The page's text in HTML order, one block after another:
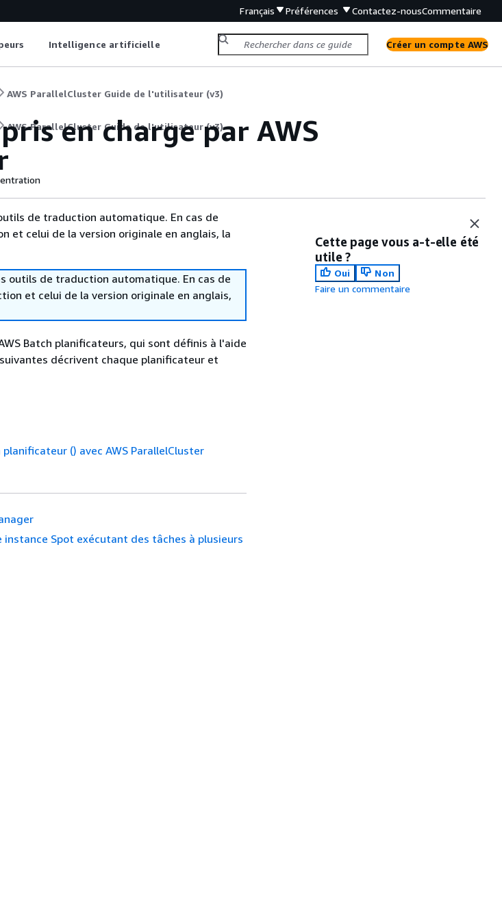
Français Préférences Contactez-nousCommentaire
Intelligence artificielle Créer un compte AWS
AWS ParallelCluster Guide de l'utilisateur (v3)
AWS ParallelCluster Guide de l'utilisateur (v3)
en charge par AWS
de traduction automatique. En cas de
et celui de la version originale en anglais, la
outils de traduction automatique. En cas de
et celui de la version originale en anglais,
Batch planificateurs, qui sont définis à l'aide
décrivent chaque planificateur et
() avec AWS ParallelCluster
Cette page vous a-t-elle été
utile ?
Oui
Non
Faire un commentaire
instance Spot exécutant des tâches à plusieurs